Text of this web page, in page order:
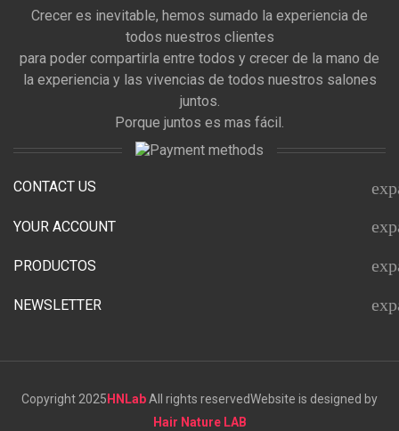
Crecer es inevitable, hemos sumado la experiencia de
todos nuestros clientes
para poder compartirla entre todos y crecer de la mano de
la experiencia y las vivencias de todos nuestros salones
juntos.
Porque juntos es mas fácil.
CONTACT US
YOUR ACCOUNT
PRODUCTOS
NEWSLETTER
Copyright 2025 HNLabAll rights reservedWebsite is designed by
Hair Nature LAB